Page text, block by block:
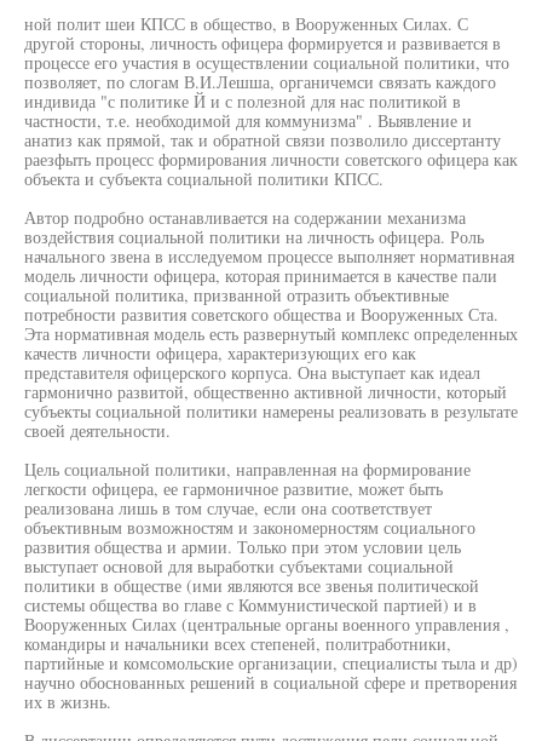
ной полит шеи КПСС в общество, в Вооруженных Силах. С
другой стороны, личность офицера формируется и развивается в
процессе его участия в осуществлении социальной политики, что
позволяет, по слогам В.И.Лешша, органичемси связать каждого
индивида "с политике Й и с полезной для нас политикой в
частности, т.е. необходимой для коммунизма" . Выявление и
анатиз как прямой, так и обратной связи позволило диссертанту
раезфыть процесс формирования личности советского офицера как
объекта и субъекта социальной политики КПСС.
Автор подробно останавливается на содержании механизма
воздействия социальной политики на личность офицера. Роль
начального звена в исследуемом процессе выполняет нормативная
модель личности офицера, которая принимается в качестве пали
социальной политика, призванной отразить объективные
потребности развития советского общества и Вооруженных Ста.
Эта нормативная модель есть развернутый комплекс определенных
качеств личности офицера, характеризующих его как
представителя офицерского корпуса. Она выступает как идеал
гармонично развитой, общественно активной личности, который
субъекты социальной политики намерены реализовать в результате
своей деятельности.
Цель социальной политики, направленная на формирование
легкости офицера, ее гармоничное развитие, может быть
реализована лишь в том случае, если она соответствует
объективным возможностям и закономерностям социального
развития общества и армии. Только при этом условии цель
выступает основой для выработки субъектами социальной
политики в обществе (ими являются все звенья политической
системы общества во главе с Коммунистической партией) и в
Вооруженных Силах (центральные органы военного управления ,
командиры и начальники всех степеней, политработники,
партийные и комсомольские организации, специалисты тыла и др)
научно обоснованных решений в социальной сфере и претворения
их в жизнь.